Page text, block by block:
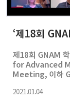
‘제18회
제18회 GNAM
for Advanced
Meeting, 이하
유재 학장, 김상
2021.01.04